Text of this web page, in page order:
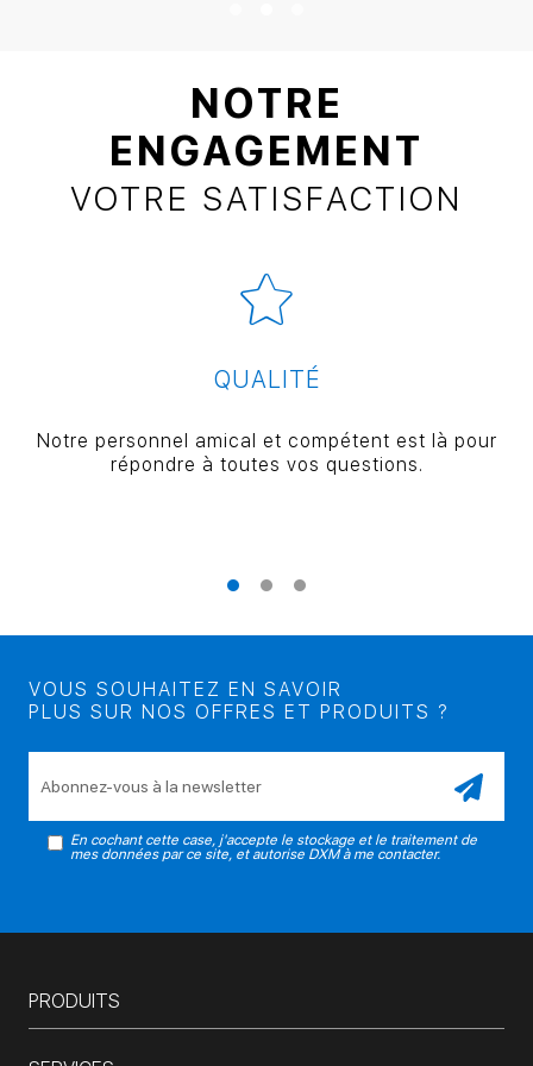
NOTRE
ENGAGEMENT
VOTRE SATISFACTION
QUALITÉ
Notre personnel amical et compétent est là pour
répondre à toutes vos questions.
VOUS SOUHAITEZ EN SAVOIR
PLUS SUR NOS OFFRES ET PRODUITS ?
En cochant cette case, j'accepte le stockage et le traitement de
mes données par ce site, et autorise DXM à me contacter.
PRODUITS